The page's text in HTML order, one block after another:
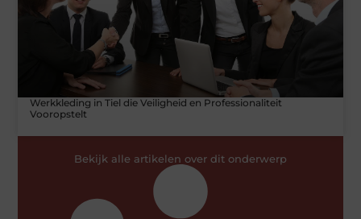
Werkkleding in Tiel die Veiligheid en Professionaliteit
Vooropstelt
Bekijk alle artikelen over dit onderwerp